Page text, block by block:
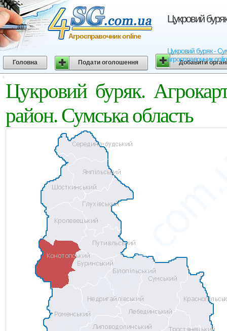
Цукровий
Цукровий буряк -
агросправочник
Агросправочник online
Головна Подати оголошення Добавити
Цукровий буряк.
район. Сумська область